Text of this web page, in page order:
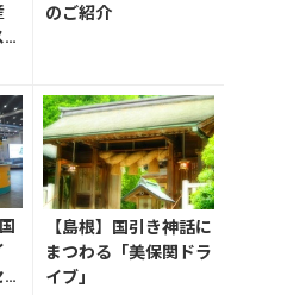
のご紹介
【島根】国引き神話に
まつわる「美保関ドラ
イブ」